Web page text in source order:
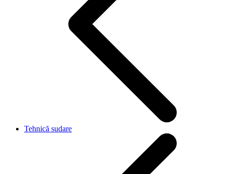
Tehnică sudare